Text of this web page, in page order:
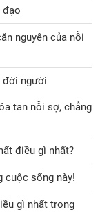
đạo
nguyên của nỗi
đời người
tan nỗi sợ, chẳng
điều gì nhất?
cuộc sống này!
gì nhất trong